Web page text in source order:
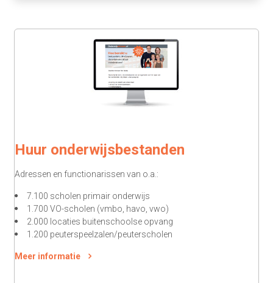
Huur onderwijsbestanden
Adressen en functionarissen van o.a.:
7.100 scholen primair onderwijs
1.700 VO-scholen (vmbo, havo, vwo)
2.000 locaties buitenschoolse opvang
1.200 peuterspeelzalen/peuterscholen
Meer informatie